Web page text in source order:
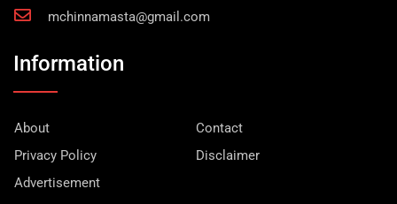
mchinnamasta@gmail.com
Information
About
Contact
Privacy Policy
Disclaimer
Advertisement